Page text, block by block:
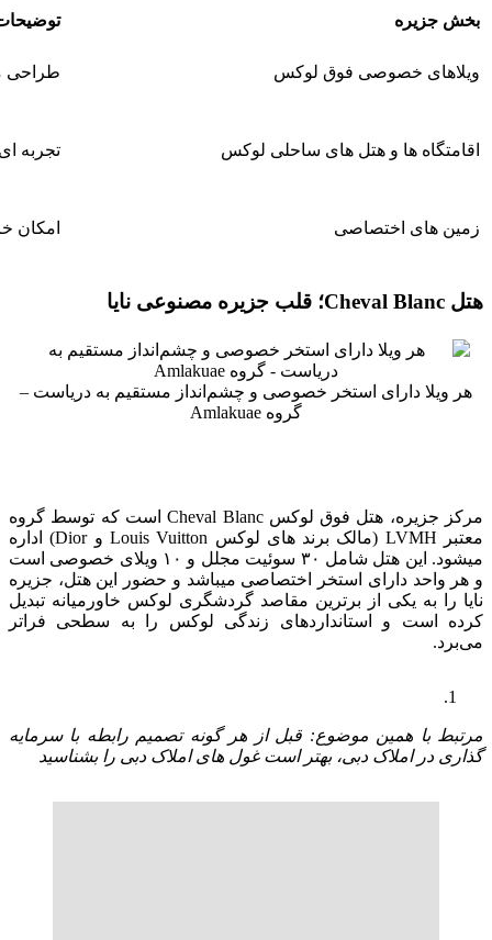
بخش جزیره
ویلاهای خصوصی فوق‌ لوکس طراحی
اقامتگاه‌ ها و هتل‌ های ساحلی لوکس تجربه‌
زمین‌ های اختصاصی امکان
هتل Cheval Blanc؛ قلب جزیره مصنوعی نایا
هر ویلا دارای استخر خصوصی و چشم‌انداز مستقیم به دریاست –
گروه Amlakuae
مرکز جزیره، هتل فوق لوکس Cheval Blanc است که توسط گروه
معتبر LVMH (مالک برند های لوکس Louis Vuitton و Dior) اداره
میشود. این هتل شامل ۳۰ سوئیت مجلل و ۱۰ ویلای خصوصی است
و هر واحد دارای استخر اختصاصی میباشد و حضور این هتل، جزیره
نایا را به یکی از برترین مقاصد گردشگری لوکس خاورمیانه تبدیل
کرده است و استانداردهای زندگی لوکس را به سطحی فراتر
می‌برد.
مرتبط با همین موضوع: قبل از هر گونه تصمیم رابطه با سرمایه
گذاری در املاک دبی، بهتر است غول های املاک دبی را بشناسید